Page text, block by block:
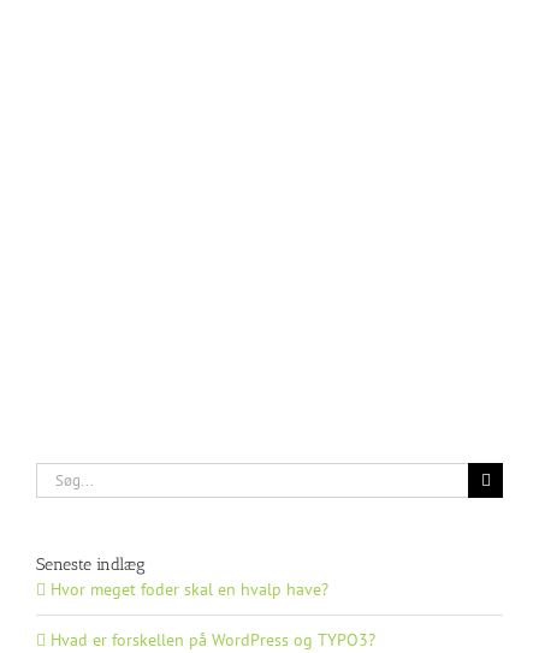
Søg
efter:
Seneste indlæg
Hvor meget foder skal en hvalp have?
Hvad er forskellen på WordPress og TYPO3?